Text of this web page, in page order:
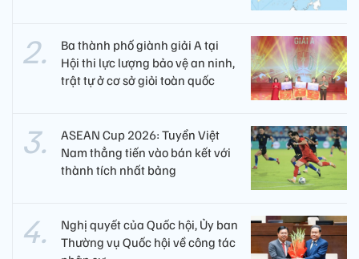
Ba thành phố giành giải A tại
Hội thi lực lượng bảo vệ an ninh,
trật tự ở cơ sở giỏi toàn quốc
ASEAN Cup 2026: Tuyển Việt
Nam thẳng tiến vào bán kết với
thành tích nhất bảng
Nghị quyết của Quốc hội, Ủy ban
Thường vụ Quốc hội về công tác